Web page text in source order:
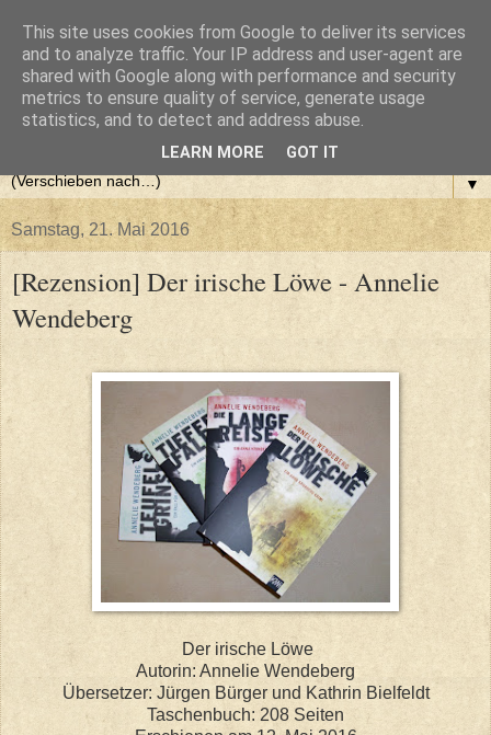
▼
Samstag, 21. Mai 2016
[Rezension] Der irische Löwe - Annelie
Wendeberg
Der irische Löwe
Autorin: Annelie Wendeberg
Übersetzer: Jürgen Bürger und Kathrin Bielfeldt
Taschenbuch: 208 Seiten
This site uses cookies from Google to deliver its services
and to analyze traffic. Your IP address and user-agent are
shared with Google along with performance and security
metrics to ensure quality of service, generate usage
statistics, and to detect and address abuse.
LEARN MORE GOT IT